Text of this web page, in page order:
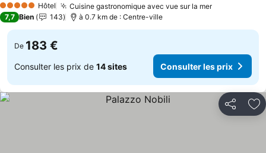
5 Étoiles Hôtel Cuisine gastronomique avec vue sur la mer
7,7 Bien 143 à 0.7 km de : Centre-ville
De 183 €
Consulter les prix de 14 sites Consulter les prix
Partager